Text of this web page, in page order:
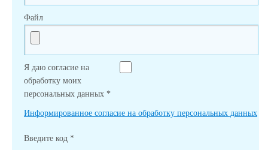
Файл
Я даю согласие на
обработку моих
персональных данных *
Информированное согласие на обработку персональных данных
Введите код *